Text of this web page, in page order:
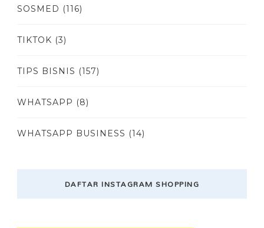
SOSMED (116)
TIKTOK (3)
TIPS BISNIS (157)
WHATSAPP (8)
WHATSAPP BUSINESS (14)
DAFTAR INSTAGRAM SHOPPING